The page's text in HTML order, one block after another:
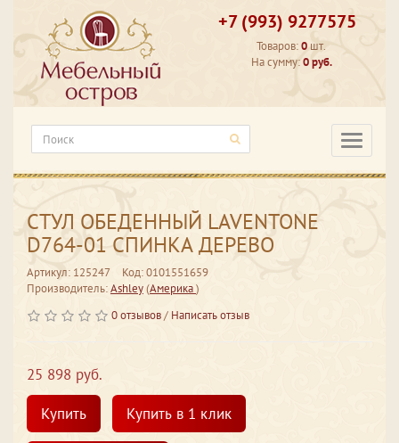
+7 (993) 9277575
Товаров:0 шт.
На сумму:0 руб.
СТУЛ ОБЕДЕННЫЙ LAVENTONE
D764-01 СПИНКА ДЕРЕВО
Артикул: 125247
Код: 0101551659
Производитель:Ashley(Америка)
0 отзывов/ Написать отзыв
25 898 руб.
Купить
Купить в 1 клик